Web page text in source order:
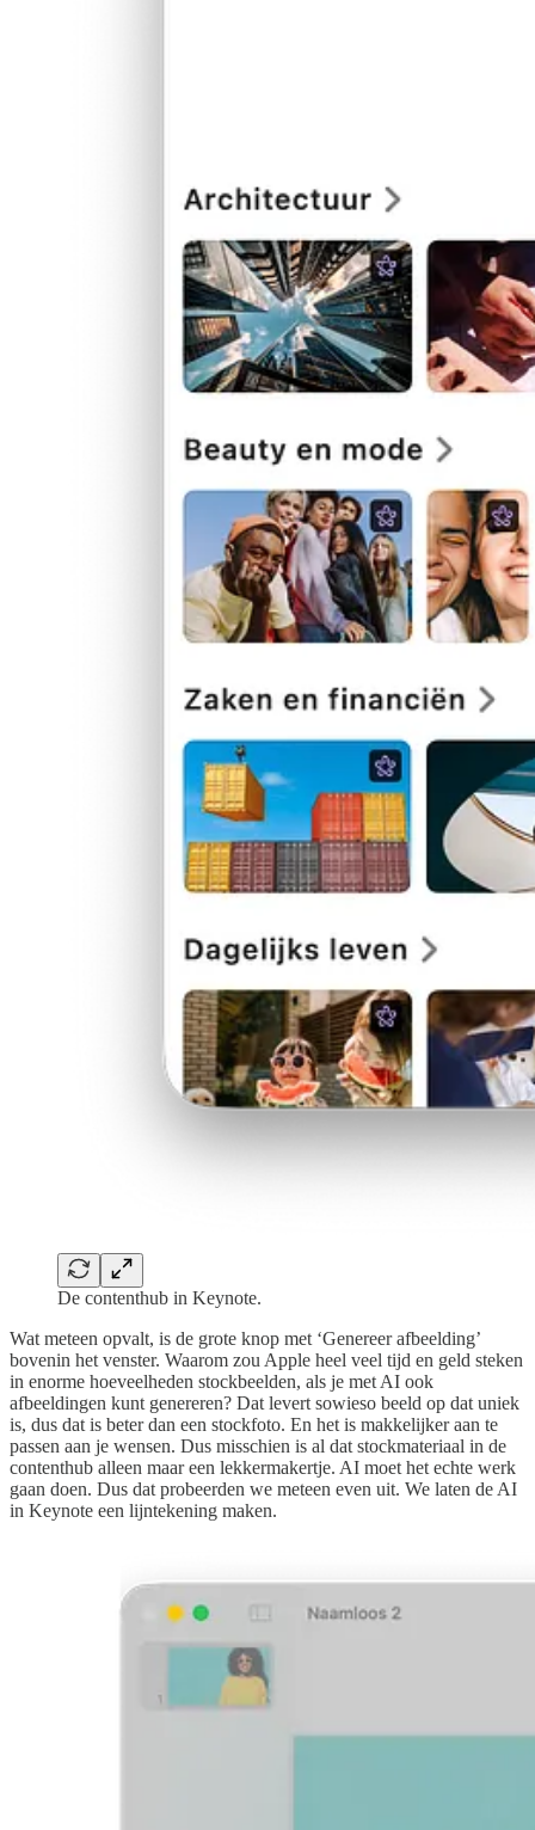
De contenthub in Keynote.
Wat meteen opvalt, is de grote knop met ‘Genereer afbeelding’
bovenin het venster. Waarom zou Apple heel veel tijd en geld steken
in enorme hoeveelheden stockbeelden, als je met AI ook
afbeeldingen kunt genereren? Dat levert sowieso beeld op dat uniek
is, dus dat is beter dan een stockfoto. En het is makkelijker aan te
passen aan je wensen. Dus misschien is al dat stockmateriaal in de
contenthub alleen maar een lekkermakertje. AI moet het echte werk
gaan doen. Dus dat probeerden we meteen even uit. We laten de AI
in Keynote een lijntekening maken.